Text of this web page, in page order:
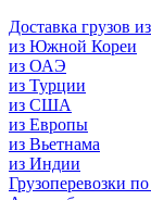
Доставка грузов
из Южной Кореи
из ОАЭ
из Турции
из США
из Европы
из Вьетнама
из Индии
Грузоперевозки